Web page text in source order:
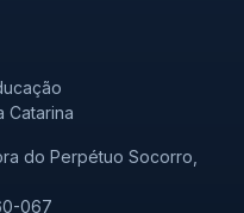
Catarina
do Perpétuo Socorro,
067